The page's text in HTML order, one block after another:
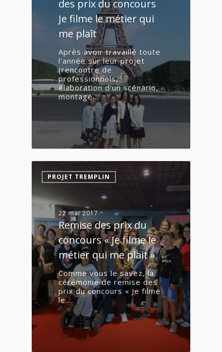
des prix du concours
Je filme le métier qui
me plaît
Après avoir travaillé toute
l'année sur leur projet
(rencontre de
professionnels,
élaboration d'un scénario,
montage…
4
PROJET TREMPLIN
22 mai 2017
Remise des prix du
concours « Je filme le
métier qui me plait »
Comme vous le savez, la
cérémonie de remise des
prix du concours « Je filme
le…